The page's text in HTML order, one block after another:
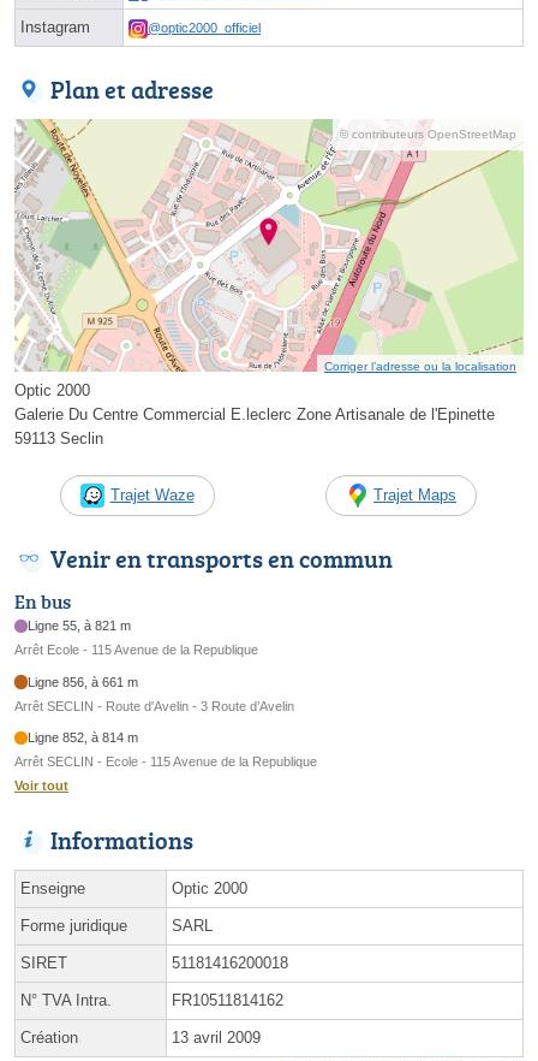
Instagram @optic2000_officiel
Plan et adresse
© contributeurs OpenStreetMap
Corriger l’adresse ou la localisation
Optic 2000
Galerie Du Centre Commercial E.leclerc Zone Artisanale de l'Epinette
59113 Seclin
Trajet Waze Trajet Maps
Venir en transports en commun
En bus
Ligne 55, à 821 m
Arrêt Ecole - 115 Avenue de la Republique
Ligne 856, à 661 m
Arrêt SECLIN - Route d'Avelin - 3 Route d’Avelin
Ligne 852, à 814 m
Arrêt SECLIN - Ecole - 115 Avenue de la Republique
Voir tout
Informations
Enseigne Optic 2000
Forme juridique SARL
SIRET 51181416200018
N° TVA Intra. FR10511814162
Création 13 avril 2009